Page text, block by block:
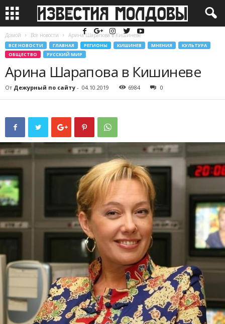
Домой Все новости Арина Шарапова в Кишиневе
ВСЕ НОВОСТИ ГЛАВНАЯ РЕГИОНЫ КИШИНЕВ МНЕНИЯ
КУЛЬТУРА
ОБЩЕСТВО
РУССКИЙ МИР
Арина Шарапова в Кишиневе
От Дежурный по сайту - 04.10.2019 6984 0